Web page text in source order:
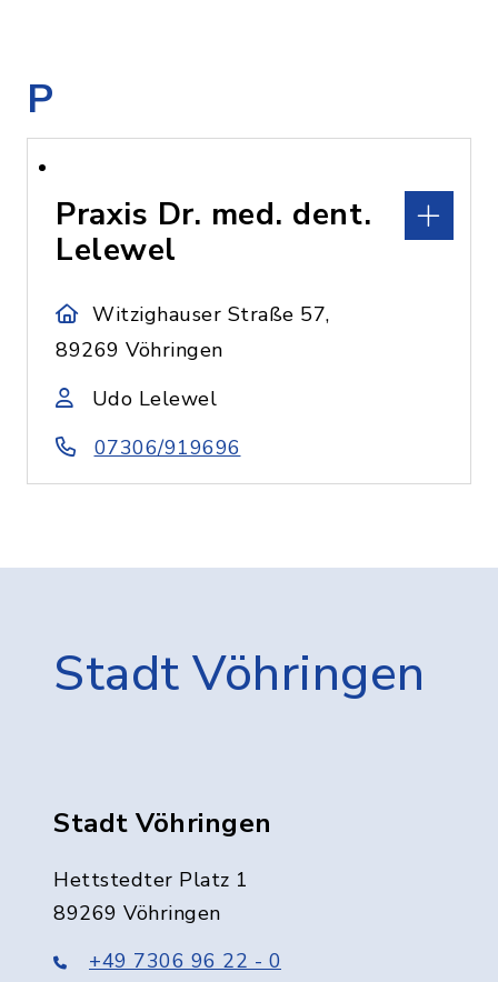
P
Praxis Dr. med. dent.
Lelewel
Witzighauser Straße 57,
89269 Vöhringen
Udo Lelewel
07306/919696
Stadt Vöhringen
Stadt Vöhringen
Hettstedter Platz 1
89269 Vöhringen
+49 7306 96 22 - 0